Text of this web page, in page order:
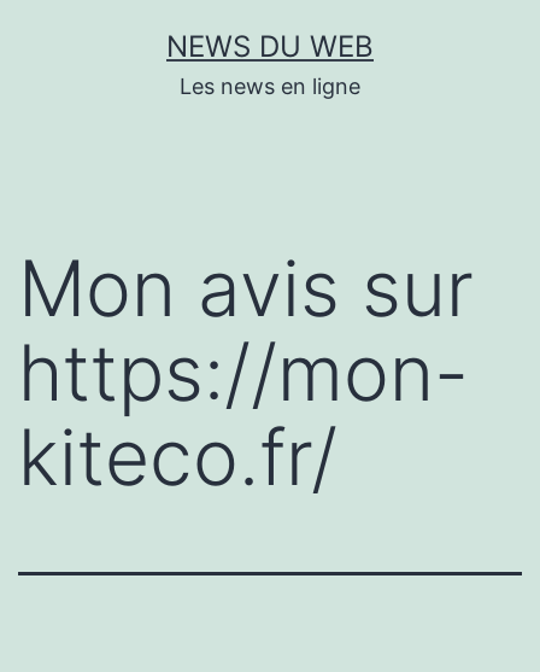
NEWS DU WEB
Les news en ligne
Mon avis sur
https://mon-
kiteco.fr/